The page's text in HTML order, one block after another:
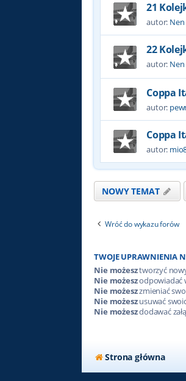
21
autor: Nen
22
autor: Nen
Coppa
autor:
Coppa
autor:
NOWY TEMAT
Wróć do wykazu forów
TWOJE UPRAWNIENIA
Nie możesztworzyć
Nie możeszodpowiadać
Nie możeszzmieniać
Nie możeszusuwać
Nie możeszdodawać
Strona główna